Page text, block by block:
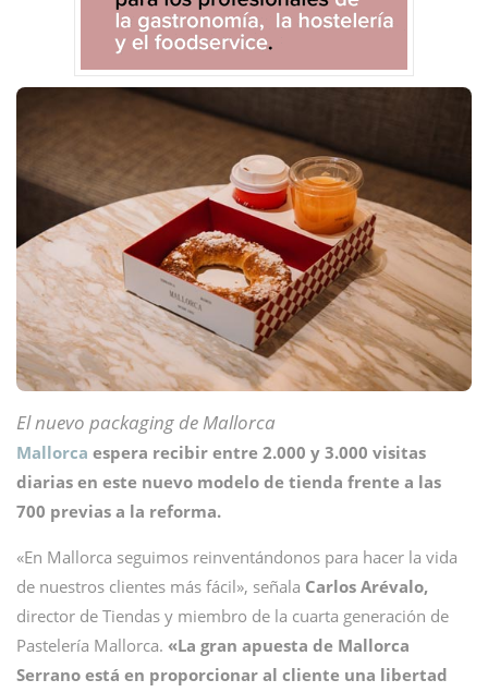
El nuevo packaging de Mallorca
Mallorca espera recibir entre 2.000 y 3.000 visitas
diarias en este nuevo modelo de tienda frente a las
700 previas a la reforma.
«En Mallorca seguimos reinventándonos para hacer la vida
de nuestros clientes más fácil», señala Carlos Arévalo,
director de Tiendas y miembro de la cuarta generación de
Pastelería Mallorca. «La gran apuesta de Mallorca
Serrano está en proporcionar al cliente una libertad